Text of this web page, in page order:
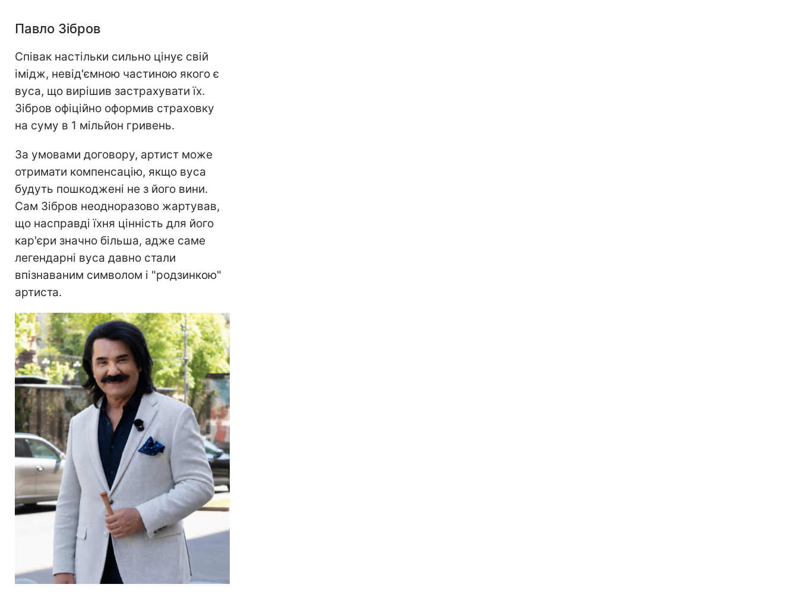
Павло Зібров
Співак настільки сильно цінує свій
імідж, невід'ємною частиною якого є
вуса, що вирішив застрахувати їх.
Зібров офіційно оформив страховку
на суму в 1 мільйон гривень.
За умовами договору, артист може
отримати компенсацію, якщо вуса
будуть пошкоджені не з його вини.
Сам Зібров неодноразово жартував,
що насправді їхня цінність для його
кар'єри значно більша, адже саме
легендарні вуса давно стали
впізнаваним символом і "родзинкою"
артиста.